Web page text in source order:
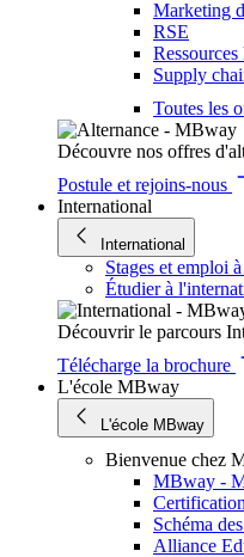
Marketing
RSE
Supply
Toutes les
Découvre nos offres
Postule et rejoins-nous
International
International
Stages et emploi
Étudier à
Découvrir le parcours
Télécharge la brochure
L'école MBway
L'école MBway
Bienvenue chez
MBway -
Schéma
Alliance